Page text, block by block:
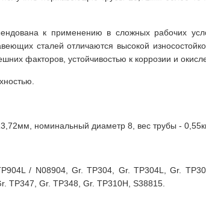
к применению в сложных рабочих
сталей отличаются высокой
факторов, устойчивостью к коррозии и
номинальный диаметр 8, вес трубы -
/ N08904, Gr. TP304, Gr. TP304L, Gr.
TP347, Gr. TP348, Gr. TP310H, S38815.